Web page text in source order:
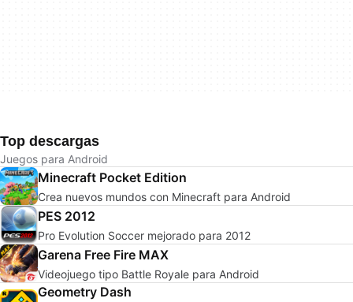
Top descargas
Juegos para Android
Minecraft Pocket Edition
Crea nuevos mundos con Minecraft para Android
PES 2012
Pro Evolution Soccer mejorado para 2012
Garena Free Fire MAX
Videojuego tipo Battle Royale para Android
Geometry Dash